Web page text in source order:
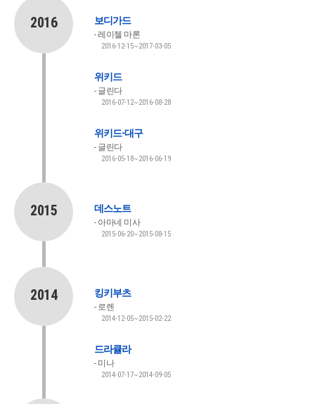
2016 보디가드
레이첼 마론
2016-12-15~2017-03-05
위키드
글린다
2016-07-12~2016-08-28
위키드-대구
글린다
2016-05-18~2016-06-19
2015 데스노트
아마네 미사
2015-06-20~2015-08-15
2014 킹키부츠
로렌
2014-12-05~2015-02-22
드라큘라
미나
2014-07-17~2014-09-05